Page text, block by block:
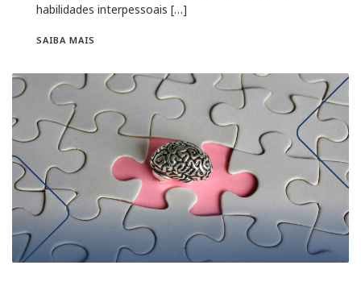
habilidades interpessoais […]
SAIBA MAIS